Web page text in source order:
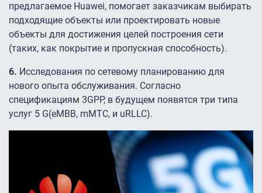
предлагаемое Huawei, помогает заказчикам выбирать
подходящие объекты или проектировать новые
объекты для достижения целей построения сети
(таких, как покрытие и пропускная способность).
6. Исследования по сетевому планированию для
нового опыта обслуживания. Согласно
спецификациям 3GPP, в будущем появятся три типа
услуг 5 G(eMBB, mMTC, и uRLLC).